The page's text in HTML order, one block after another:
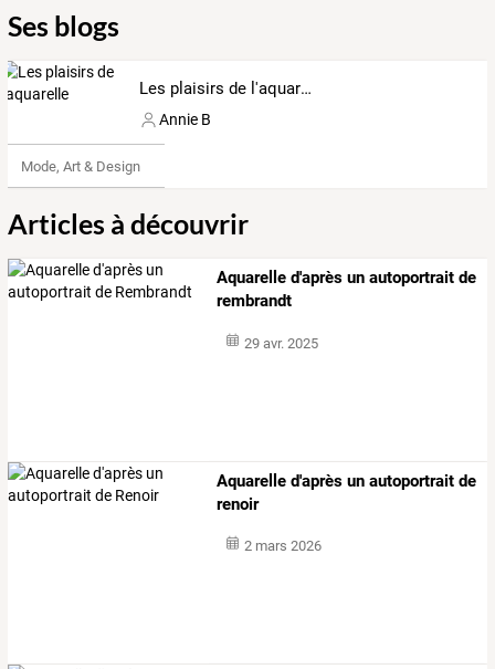
Ses blogs
Les plaisirs de l'aquarelle
Annie B
Mode, Art & Design
Articles à découvrir
Aquarelle d'après un autoportrait de
rembrandt
29 avr. 2025
Aquarelle d'après un autoportrait de
renoir
2 mars 2026